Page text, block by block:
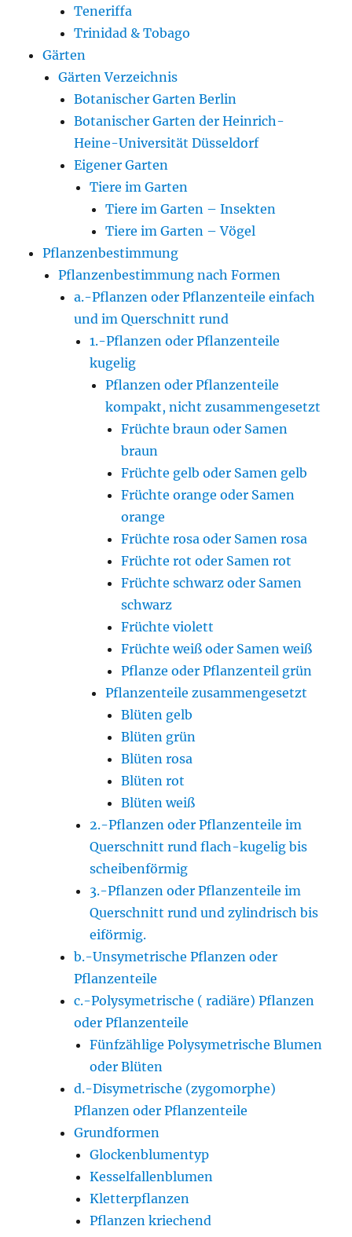
Teneriffa
Trinidad & Tobago
Gärten
Gärten Verzeichnis
Botanischer Garten Berlin
Botanischer Garten der Heinrich-
Heine-Universität Düsseldorf
Eigener Garten
Tiere im Garten
Tiere im Garten – Insekten
Tiere im Garten – Vögel
Pflanzenbestimmung
Pflanzenbestimmung nach Formen
a.-Pflanzen oder Pflanzenteile einfach
und im Querschnitt rund
1.-Pflanzen oder Pflanzenteile
kugelig
Pflanzen oder Pflanzenteile
kompakt, nicht zusammengesetzt
Früchte braun oder Samen
braun
Früchte gelb oder Samen gelb
Früchte orange oder Samen
orange
Früchte rosa oder Samen rosa
Früchte rot oder Samen rot
Früchte schwarz oder Samen
schwarz
Früchte violett
Früchte weiß oder Samen weiß
Pflanze oder Pflanzenteil grün
Pflanzenteile zusammengesetzt
Blüten gelb
Blüten grün
Blüten rosa
Blüten rot
Blüten weiß
2.-Pflanzen oder Pflanzenteile im
Querschnitt rund flach-kugelig bis
scheibenförmig
3.-Pflanzen oder Pflanzenteile im
Querschnitt rund und zylindrisch bis
eiförmig.
b.-Unsymetrische Pflanzen oder
Pflanzenteile
c.-Polysymetrische ( radiäre) Pflanzen
oder Pflanzenteile
Fünfzählige Polysymetrische Blumen
oder Blüten
d.-Disymetrische (zygomorphe)
Pflanzen oder Pflanzenteile
Grundformen
Glockenblumentyp
Kesselfallenblumen
Kletterpflanzen
Pflanzen kriechend